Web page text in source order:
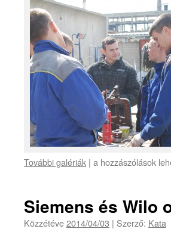
További galériák | a hozzászólások
Siemens és Wilo
Közzétéve2014/04/03 | Szerző: Kata